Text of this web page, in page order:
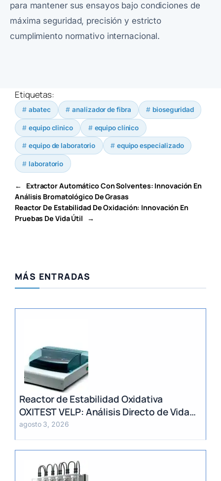
para mantener sus ensayos bajo condiciones de
máxima seguridad, precisión y estricto
cumplimiento normativo internacional.
Etiquetas:
abatec analizador de fibra bioseguridad
equipo clinico equipo clínico
equipo de laboratorio equipo especializado
laboratorio
←
Extractor Automático Con Solventes: Innovación En
Análisis Bromatológico De Grasas
Reactor De Estabilidad De Oxidación: Innovación En
Pruebas De Vida Útil
→
MÁS ENTRADAS
Reactor de Estabilidad Oxidativa
OXITEST VELP: Análisis Directo de Vida
Útil sin Extracción de Grasa
agosto 3, 2026